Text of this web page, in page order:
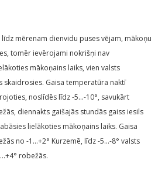
mērenam dienvidu puses vējam, mākoņu
tomēr ievērojami nokrišņi nav
mākoņains laiks, vien valsts
skaidrosies. Gaisa temperatūra naktī
noslīdēs līdz -5…-10°, savukārt
diennakts gaišajās stundās gaiss iesils
lielākoties mākoņains laiks. Gaisa
no -1…+2° Kurzemē, līdz -5…-8° valsts
robežās.